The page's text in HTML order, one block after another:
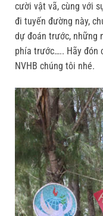
cười vật vã, cùng với
đi tuyến đường này,
dự đoán trước, những
phía trước….. Hãy đón
NVHB chúng tôi nhé.